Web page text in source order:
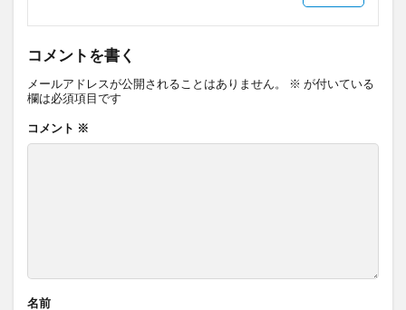
コメントを書く
メールアドレスが公開されることはありません。 ※ が付いている
欄は必須項目です
コメント ※
名前